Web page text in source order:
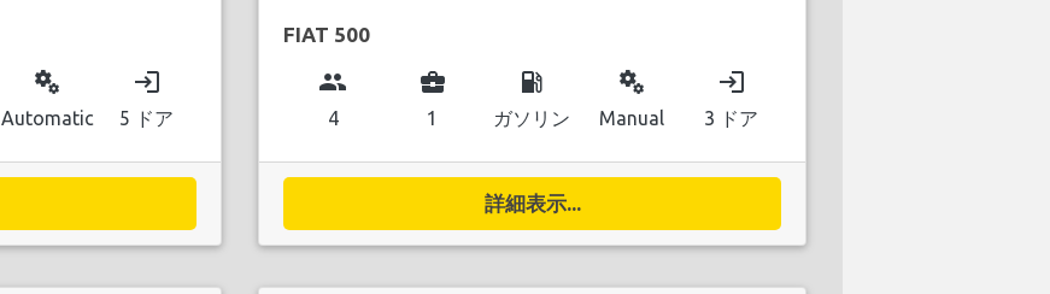
miscellaneous_services
Automatic
login
5 ドア
FIAT 500
group
4
business_center
1
local_gas_station
ガソリン
miscellaneous_services
Manual
login
3 ドア
詳細表示...